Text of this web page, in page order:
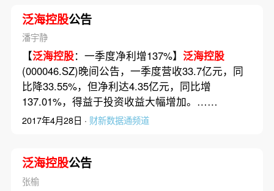
泛海控股公告
潘宇静
【泛海控股：一季度净利增137%】 泛海控股
(000046.SZ)晚间公告，一季度营收33.7亿元，同
比降33.55%，但净利达4.35亿元，同比增
137.01%，得益于投资收益大幅增加。……
2017年4月28日 · 财新数据通频道
泛海控股公告
张榆